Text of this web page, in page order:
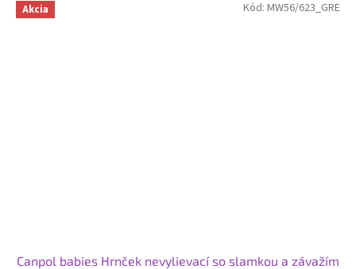
Akcia
Canpol babies Hrnček nevylievací so slamkou a závažím
Kód: MW56/623_GRE